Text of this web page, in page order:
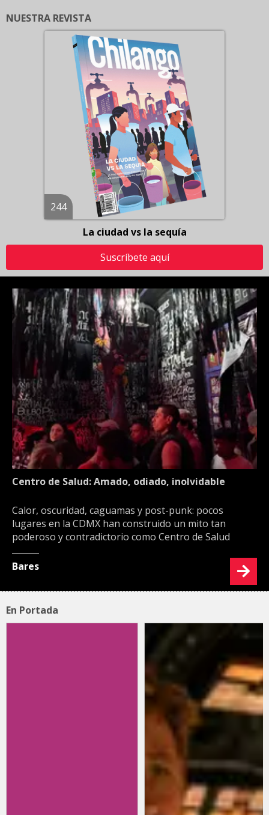
NUESTRA REVISTA
244
La ciudad vs la sequía
Suscríbete aquí
Centro de Salud: Amado, odiado, inolvidable
Calor, oscuridad, caguamas y post-punk: pocos
lugares en la CDMX han construido un mito tan
poderoso y contradictorio como Centro de Salud
Bares
En Portada